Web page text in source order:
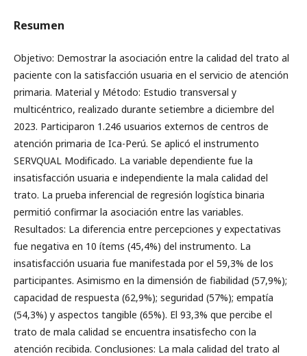
Resumen
Objetivo: Demostrar la asociación entre la calidad del trato al
paciente con la satisfacción usuaria en el servicio de atención
primaria. Material y Método: Estudio transversal y
multicéntrico, realizado durante setiembre a diciembre del
2023. Participaron 1.246 usuarios externos de centros de
atención primaria de Ica-Perú. Se aplicó el instrumento
SERVQUAL Modificado. La variable dependiente fue la
insatisfacción usuaria e independiente la mala calidad del
trato. La prueba inferencial de regresión logística binaria
permitió confirmar la asociación entre las variables.
Resultados: La diferencia entre percepciones y expectativas
fue negativa en 10 ítems (45,4%) del instrumento. La
insatisfacción usuaria fue manifestada por el 59,3% de los
participantes. Asimismo en la dimensión de fiabilidad (57,9%);
capacidad de respuesta (62,9%); seguridad (57%); empatía
(54,3%) y aspectos tangible (65%). El 93,3% que percibe el
trato de mala calidad se encuentra insatisfecho con la
atención recibida. Conclusiones: La mala calidad del trato al